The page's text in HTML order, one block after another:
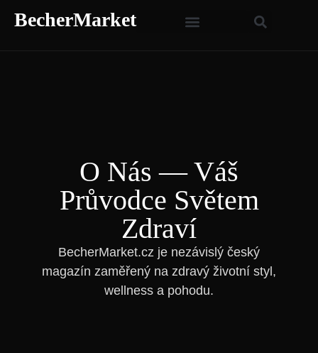
BecherMarket
O Nás — Váš
Průvodce Světem
Zdraví
BecherMarket.cz je nezávislý český
magazín zaměřený na zdravý životní styl,
wellness a pohodu.